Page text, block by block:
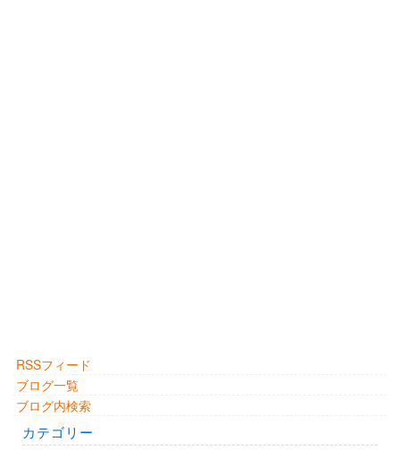
RSSフィード
ブログ一覧
ブログ内検索
カテゴリー